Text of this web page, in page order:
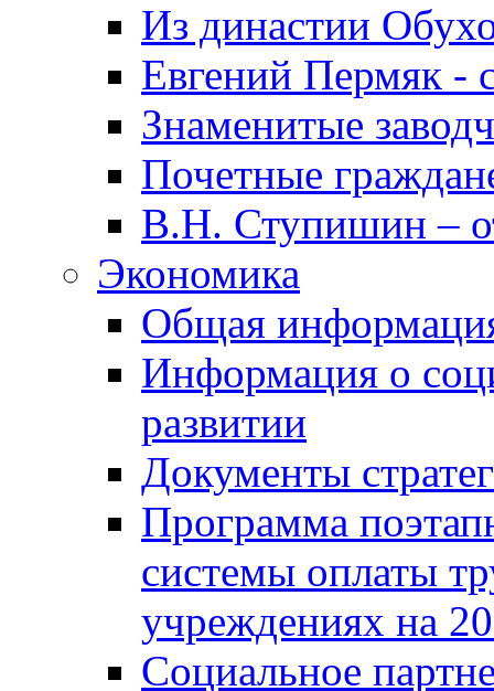
Из династии
Евгений Пермяк -
Знаменитые
Почетные
В.Н. Ступишин –
Экономика
Общая
Информация о
развитии
Документы
Программа
системы оплаты
учреждениях на
Социальное